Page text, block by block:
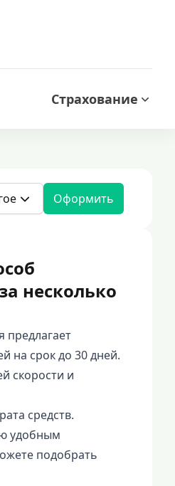
Страхование
Оформить
несколько
на срок до 30 дней.
скорости и
средств.
удобным
подобрать